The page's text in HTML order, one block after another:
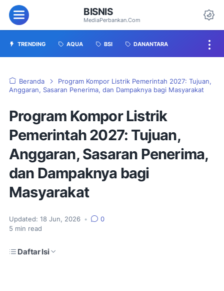
BISNIS
MediaPerbankan.Com
TRENDING AQUA BSI DANANTARA
Beranda
Program Kompor Listrik Pemerintah 2027: Tujuan,
Anggaran, Sasaran Penerima, dan Dampaknya bagi Masyarakat
Program Kompor Listrik
Pemerintah 2027: Tujuan,
Anggaran, Sasaran Penerima,
dan Dampaknya bagi
Masyarakat
Updated: 18 Jun, 2026 •
0
5 min read
Daftar Isi